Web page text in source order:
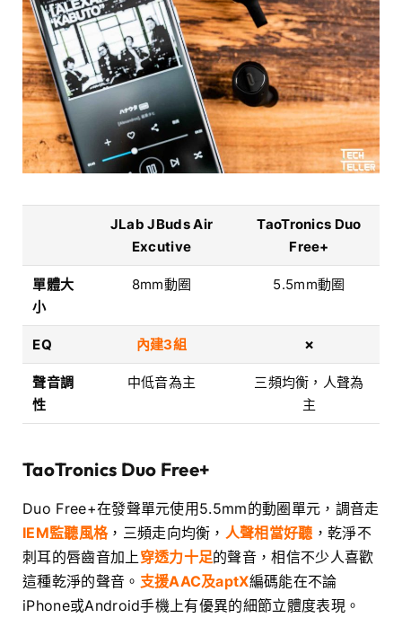
JLab JBuds Air
Excutive
TaoTronics Duo
Free+
單體大
小
8mm動圈 5.5mm動圈
EQ 內建3組 ✗
聲音調
性
中低音為主
三頻均衡，人聲為
主
TaoTronics Duo Free+
Duo Free+在發聲單元使用5.5mm的動圈單元，調音走
IEM監聽風格，三頻走向均衡， 人聲相當好聽 ，乾淨不
刺耳的唇齒音加上 穿透力十足的聲音，相信不少人喜歡
這種乾淨的聲音。 支援AAC及aptX編碼能在不論
iPhone或Android手機上有優異的細節立體度表現。